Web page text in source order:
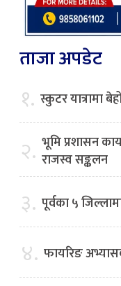
ताजा अपडेट
१. स्कुटर यात्रामा
२. भूमि प्रशासन
राजस्व सङ्कलन
३. पूर्वका ५
४. फायरिङ